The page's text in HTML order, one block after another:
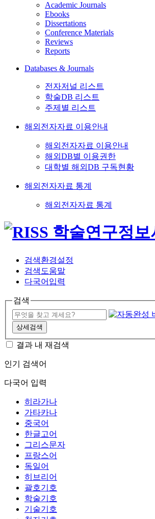
Academic Journals
Ebooks
Dissertations
Conference Materials
Reviews
Reports
Databases & Journals
전자저널 리스트
학술DB 리스트
주제별 리스트
해외전자자료 이용안내
해외전자자료 이용안내
해외DB별 이용권한
대학별 해외DB 구독현황
해외전자자료 통계
해외전자자료 통계
검색환경설정
검색도움말
다국어입력
검색
상세검색
결과 내 재검색
인기 검색어
다국어 입력
히라가나
가타카나
중국어
한글고어
그리스문자
프랑스어
독일어
히브리어
괄호기호
학술기호
기술기호